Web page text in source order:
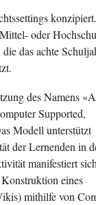
oder
das achte
des Namens
Supported,
Modell unterstützt
der Lernenden in
manifestiert
eines
mithilfe von